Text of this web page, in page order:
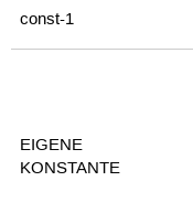
const-1
EIGENE
KONSTANTE